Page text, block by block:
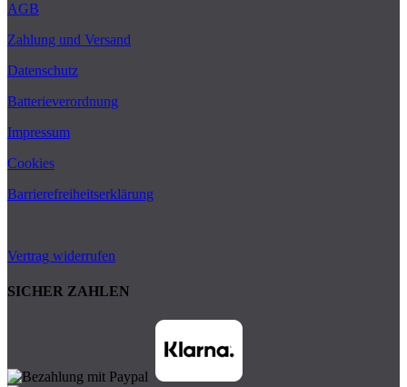
AGB
Zahlung und Versand
Datenschutz
Batterieverordnung
Impressum
Cookies
Barrierefreiheitserklärung
Vertrag widerrufen
SICHER ZAHLEN